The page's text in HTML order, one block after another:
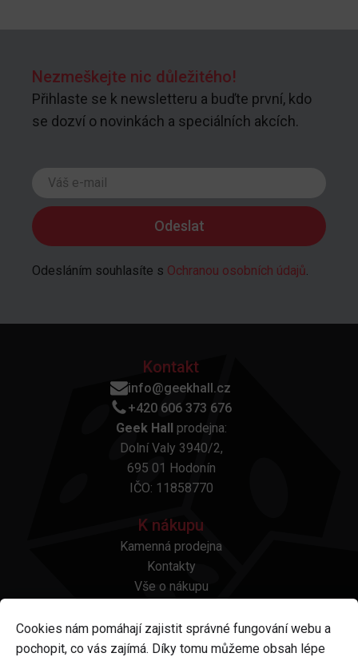
Nezmeškejte nic důležitého!
Přihlaste se k newsletteru a buďte první, kdo
se dozví o novinkách a speciálních akcích.
Odesláním souhlasíte s Ochranou osobních údajů
Kontakt
info@geekhall.cz
+420 606 373 676
Geek Hall prodejna:
Dolní Valy 3940/2,
695 01 Hodonín
IČO: 11858770
K nákupu
Kamenná prodejna
Kontakty
Vše o nákupu
Platba a doprava
Reklamace a vrácení
Cookies nám pomáhají zajistit správné fungování webu a
pochopit, co vás zajímá. Díky tomu můžeme obsah lépe